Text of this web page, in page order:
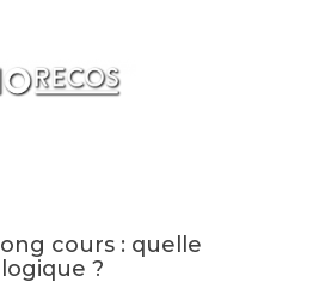
cours : quelle
?